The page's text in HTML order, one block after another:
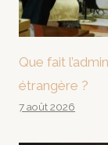
Que fait
étrangère ?
7 août 2026